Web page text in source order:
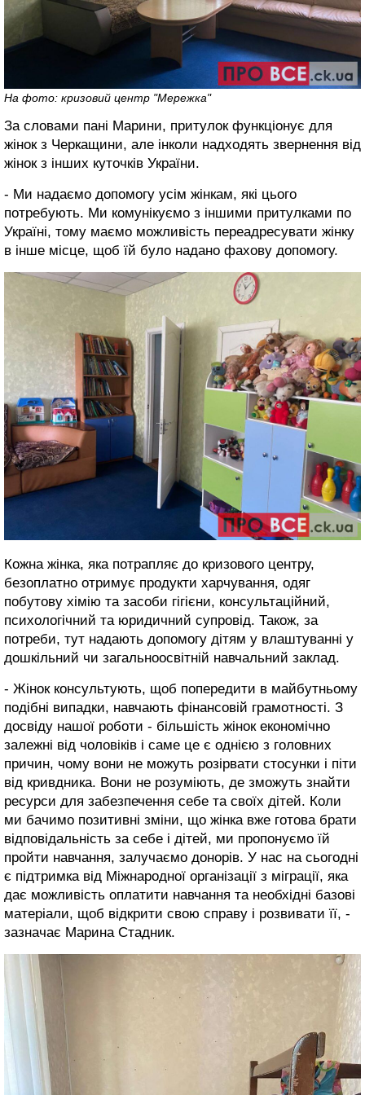
На фото: кризовий центр "Мережка"
За словами пані Марини, притулок функціонує для
жінок з Черкащини, але інколи надходять звернення від
жінок з інших куточків України.
- Ми надаємо допомогу усім жінкам, які цього
потребують. Ми комунікуємо з іншими притулками по
Україні, тому маємо можливість переадресувати жінку
в інше місце, щоб їй було надано фахову допомогу.
Кожна жінка, яка потрапляє до кризового центру,
безоплатно отримує продукти харчування, одяг
побутову хімію та засоби гігієни, консультаційний,
психологічний та юридичний супровід. Також, за
потреби, тут надають допомогу дітям у влаштуванні у
дошкільний чи загальноосвітній навчальний заклад.
- Жінок консультують, щоб попередити в майбутньому
подібні випадки, навчають фінансовій грамотності. З
досвіду нашої роботи - більшість жінок економічно
залежні від чоловіків і саме це є однією з головних
причин, чому вони не можуть розірвати стосунки і піти
від кривдника. Вони не розуміють, де зможуть знайти
ресурси для забезпечення себе та своїх дітей. Коли
ми бачимо позитивні зміни, що жінка вже готова брати
відповідальність за себе і дітей, ми пропонуємо їй
пройти навчання, залучаємо донорів. У нас на сьогодні
є підтримка від Міжнародної організації з міграції, яка
дає можливість оплатити навчання та необхідні базові
матеріали, щоб відкрити свою справу і розвивати її, -
зазначає Марина Стадник.